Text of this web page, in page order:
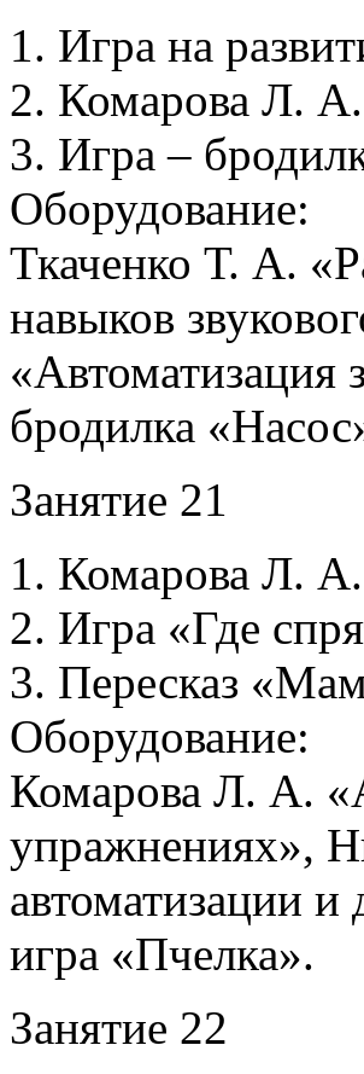
1. Игра на
2. Комарова Л. А.
3. Игра –
Оборудование:
Ткаченко Т. А.
навыков
«Автоматизация
бродилка
Занятие 21
1. Комарова Л.
2. Игра «Где
3. Пересказ
Оборудование:
Комарова Л. А.
упражнениях»,
автоматизации
игра «Пчелка».
Занятие 22